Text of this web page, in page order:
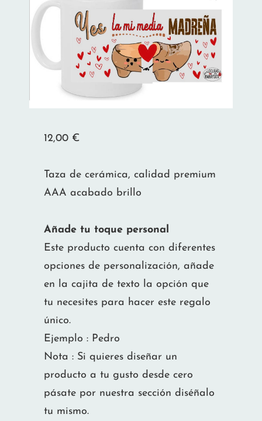
12,00 €
Taza de cerámica, calidad premium
AAA acabado brillo
Añade tu toque personal
Este producto cuenta con diferentes
opciones de personalización, añade
en la cajita de texto la opción que
tu necesites para hacer este regalo
único.
Ejemplo : Pedro
Nota : Si quieres diseñar un
producto a tu gusto desde cero
pásate por nuestra sección diséñalo
tu mismo.